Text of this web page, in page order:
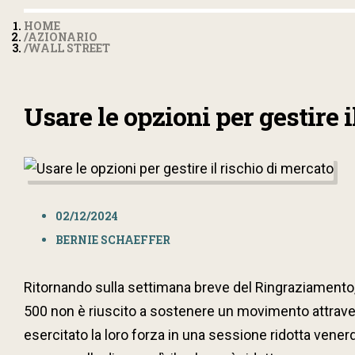
HOME
AZIONARIO
WALL STREET
Usare le opzioni per gestire
02/12/2024
BERNIE SCHAEFFER
Ritornando sulla settimana breve del
500 non è riuscito a sostenere un movimento
esercitato la loro forza in una sessione ridotta